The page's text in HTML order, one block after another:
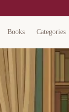
Books Categories